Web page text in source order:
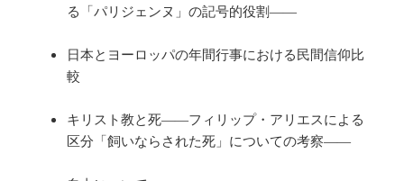
る「パリジェンヌ」の記号的役割――
日本とヨーロッパの年間行事における民間信仰比
較
キリスト教と死――フィリップ・アリエスによる
区分「飼いならされた死」についての考察――